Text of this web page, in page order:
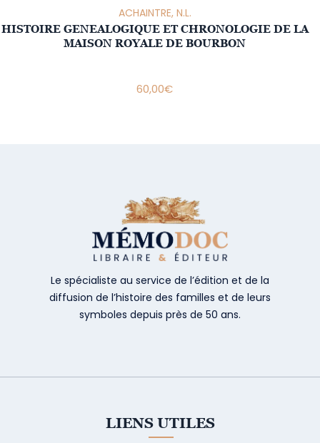
ACHAINTRE, N.L.
HISTOIRE GENEALOGIQUE ET CHRONOLOGIE DE LA
MAISON ROYALE DE BOURBON
60,00€
Le spécialiste au service de l’édition et de la
diffusion de l’histoire des familles et de leurs
symboles depuis près de 50 ans.
LIENS UTILES